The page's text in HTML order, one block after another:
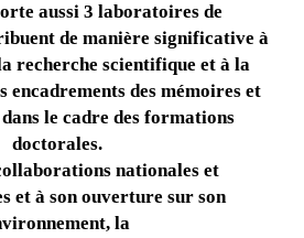
aussi 3 laboratoires de
de manière significative à
recherche scientifique et à la
encadrements des mémoires et
dans le cadre des formations
doctorales.
nationales et
et à son ouverture sur son
la